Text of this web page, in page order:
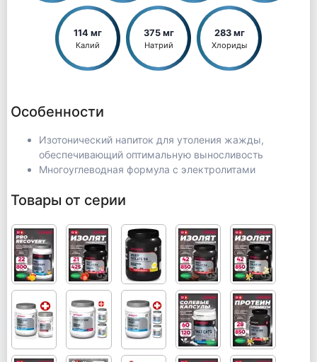
114 мг
Калий
375 мг
Натрий
283 мг
Хлориды
Особенности
Изотонический напиток для утоления жажды,
обеспечивающий оптимальную выносливость
Многоуглеводная формула с электролитами
Товары от серии